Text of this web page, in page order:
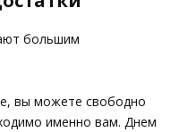
большим
вы можете свободно
именно вам. Днем